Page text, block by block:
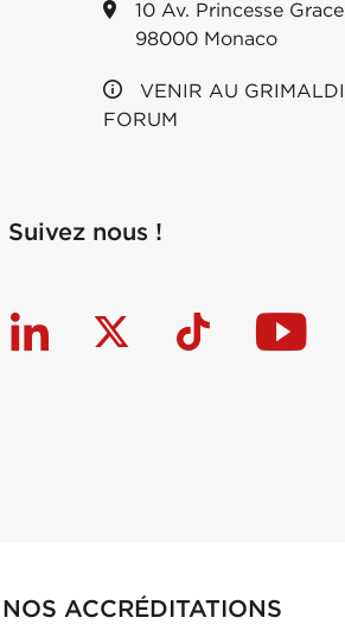
10 Av. Princesse Grace
98000 Monaco
VENIR AU GRIMALDI
FORUM
Suivez nous !
NOS ACCRÉDITATIONS